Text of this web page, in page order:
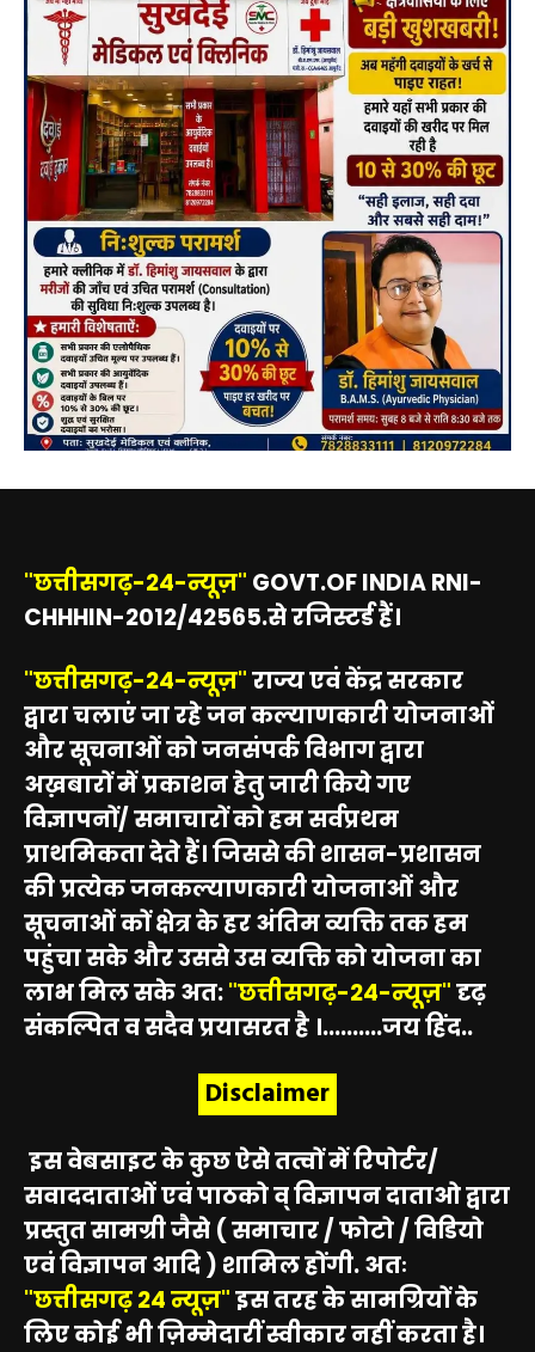
"छत्तीसगढ़-24-न्यूज़" GOVT.OF INDIA RNI-
CHHHIN-2012/42565.से रजिस्टर्ड हैं।
"छत्तीसगढ़-24-न्यूज़"राज्य एवं केंद्र सरकार
द्वारा चलाएं जा रहे जन कल्याणकारी योजनाओं
और सूचनाओं को जनसंपर्क विभाग द्वारा
अख़बारों में प्रकाशन हेतु जारी किये गए
विज्ञापनों/ समाचारों को हम सर्वप्रथम
प्राथमिकता देते हैं। जिससे की शासन-प्रशासन
की प्रत्येक जनकल्याणकारी योजनाओं और
सूचनाओं कों क्षेत्र के हर अंतिम व्यक्ति तक हम
पहुंचा सके और उससे उस व्यक्ति को योजना का
लाभ मिल सके अत:"छत्तीसगढ़-24-न्यूज़"दृढ़
संकल्पित व सदैव प्रयासरत है ।..........जय हिंद..
Disclaimer
इस वेबसाइट के कुछ ऐसे तत्वों में रिपोर्टर/
सवाददाताओं एवं पाठको व् विज्ञापन दाताओ द्वारा
प्रस्तुत सामग्री जैसे ( समाचार / फोटो / विडियो
एवं विज्ञापन आदि ) शामिल होंगी. अतः
"छत्तीसगढ़ 24 न्यूज़"इस तरह के सामग्रियों के
लिए कोई भी ज़िम्मेदारीं स्वीकार नहीं करता है।